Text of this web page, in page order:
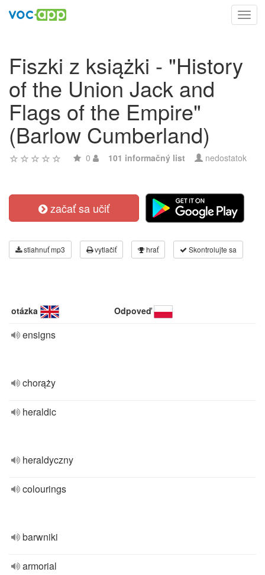
Fiszki z książki - "History
of the Union Jack and
Flags of the Empire"
(Barlow Cumberland)
0 101 informačný list nedostatok
začať sa učiť
stiahnuť mp3 vytlačiť hrať Skontrolujte sa
otázka Odpoveď
ensigns
chorąży
heraldic
heraldyczny
colourings
barwniki
armorial